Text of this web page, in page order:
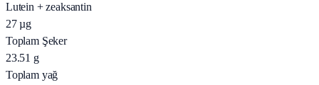
Lutein + zeaksantin
27 µg
Toplam Şeker
23.51 g
Toplam yağ